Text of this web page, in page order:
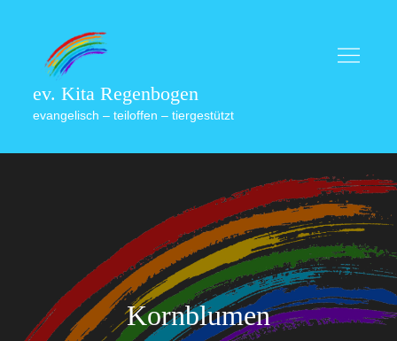
content
ev. Kita Regenbogen
evangelisch – teiloffen – tiergestützt
Kornblumen